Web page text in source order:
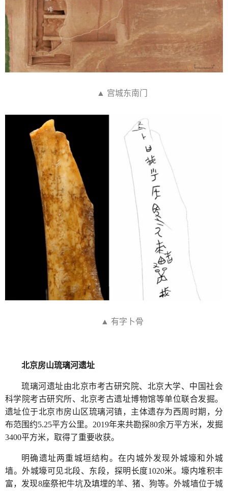
▲ 宫城东南门
▲ 有字卜骨
北京房山琉璃河遗址
琉璃河遗址由北京市考古研究院、北京大学、中国社会
科学院考古研究所、北京考古遗址博物馆等单位联合发掘。
遗址位于北京市房山区琉璃河镇，主体遗存为西周时期，分
布范围约5.25平方公里。2019年来共勘探80余万平方米，发掘
3400平方米，取得了重要收获。
明确遗址两重城垣结构。在内城外发现外城壕和外城
墙。外城壕可见北段、东段，探明长度1020米。壕内堆积丰
富，发现8座祭祀牛坑及填埋的羊、猪、狗等。外城墙位于城